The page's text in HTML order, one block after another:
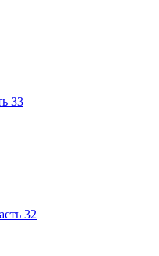
33
32